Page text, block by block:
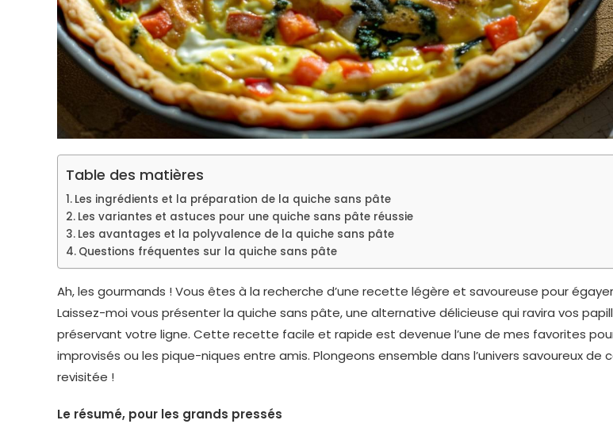
Table des matières
Les ingrédients et la préparation de la quiche sans pâte
Les variantes et astuces pour une quiche sans pâte réussie
Les avantages et la polyvalence de la quiche sans pâte
Questions fréquentes sur la quiche sans pâte
Ah, les gourmands ! Vous êtes à la recherche d’une recette légère et savoureuse pour
Laissez-moi vous présenter la quiche sans pâte, une alternative délicieuse qui ravira vos
préservant votre ligne. Cette recette facile et rapide est devenue l’une de mes favorites
improvisés ou les pique-niques entre amis. Plongeons ensemble dans l’univers savoureux de
revisitée !
Le résumé, pour les grands pressés